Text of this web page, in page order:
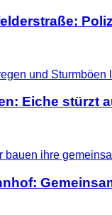
Eiche stürzt